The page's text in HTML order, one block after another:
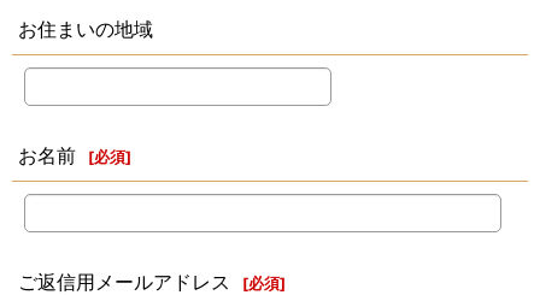
お住まいの地域
お名前 [必須]
ご返信用メールアドレス [必須]